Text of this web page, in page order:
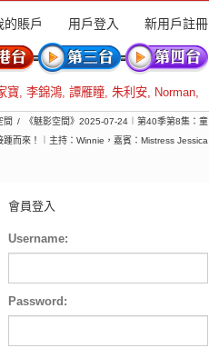
的賬戶 用戶登入 新用戶註冊
寶, 李錦鴻, 譚雁瞳, 朱利安, Norman,
間
《魅影空間》2025-07-24︱第40季第8集：童
而來！︱主持：Winnie，嘉賓：Mistress Jessica
會員登入
Username:
Password: